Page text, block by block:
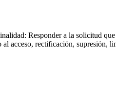
Responder a la solicitud
acceso, rectificación, supresión,